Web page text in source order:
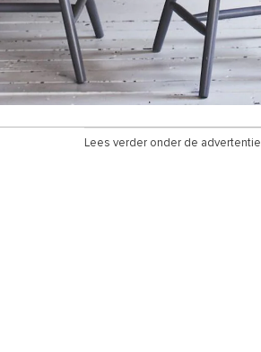
Lees verder onder de advertentie